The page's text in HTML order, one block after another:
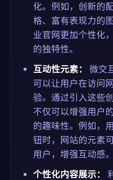
化。例如，创新的
格、富有表现力的
业官网更加个性化
的独特性。
互动性元素：
微交
可以让用户在访问
验。通过引入这些
不仅可以增强用户
的趣味性。例如，
钮时，网站的元素
用户，增强互动感。
个性化内容展示：